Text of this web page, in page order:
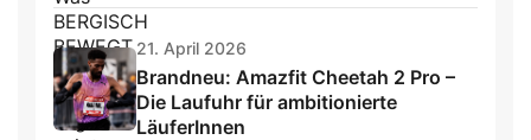
21. April 2026
Brandneu: Amazfit Cheetah 2 Pro –
Die Laufuhr für ambitionierte
LäuferInnen